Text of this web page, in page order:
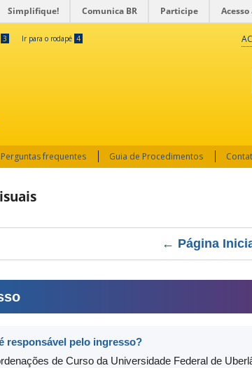
Simplifique! Comunica BR Participe
3 Ir para o rodapé 4
Perguntas frequentes Guia de Procedimentos
← Página
responsável pelo ingresso?
de Curso da Universidade Federal de